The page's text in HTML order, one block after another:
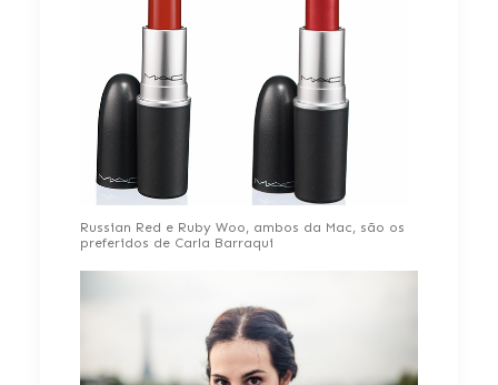
Russian Red e Ruby Woo, ambos da Mac, são os
preferidos de Carla Barraqui